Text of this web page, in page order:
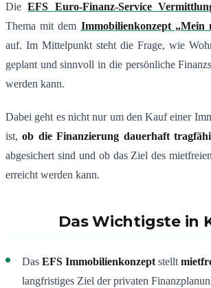
DieEFS Euro-Finanz-Service
Thema mit dem Immobilienkonzept „Mein
auf. Im Mittelpunkt steht die Frage, wie
geplant und sinnvoll in die persönliche
werden kann.
Dabei geht es nicht nur um den Kauf einer
ist,ob die Finanzierung dauerhaft
abgesichert sind und ob das Ziel des
erreicht werden kann.
Das Wichtigste in
Das EFS Immobilienkonzept stellt
langfristiges Ziel der privaten